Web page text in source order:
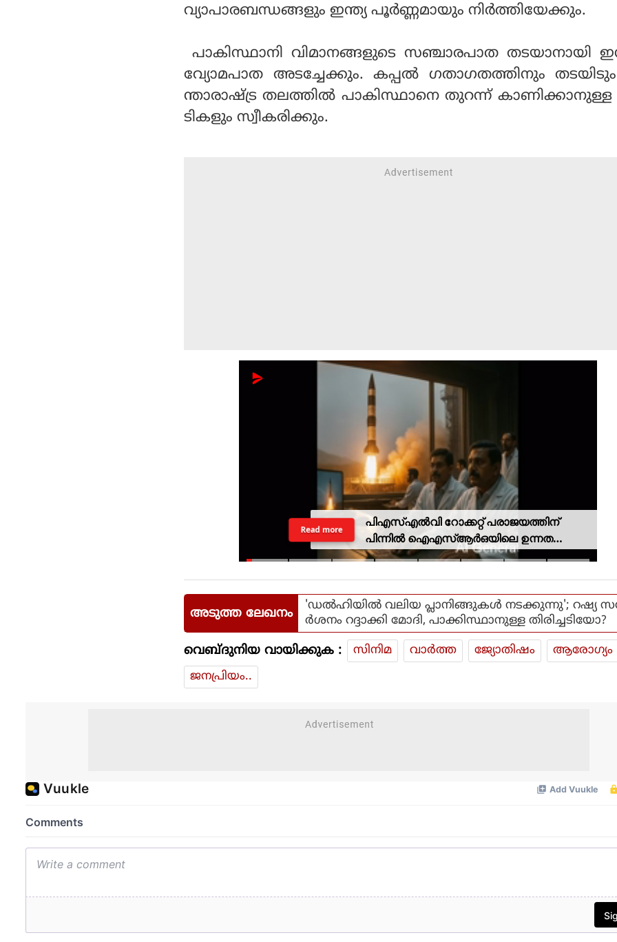
വ്യാപാരബന്ധങ്ങളും ഇന്ത്യ പൂര്‍ണ്ണമായും നിര്‍ത്തിയേക്കും.
പാകിസ്ഥാനി വിമാനങ്ങളുടെ സഞ്ചാരപാത തടയാനായി
വ്യോമപാത അടച്ചേക്കും. കപ്പല്‍ ഗതാഗതത്തിനും
ന്താരാഷ്ട്ര തലത്തില്‍ പാകിസ്ഥാനെ തുറന്ന് കാണിക്കാനുള്ള
ടികളും സ്വീകരിക്കും.
പിഎസ്എല്‍വി റോക്കറ്റ് പരാജയത്തിന്
പിന്നില്‍ ഐഎസ്ആര്‍ഒയിലെ ഉന്നത
ശാസ്ത്രജ്ഞനെന്ന് സംശയം
Read more
അടുത്ത ലേഖനം
'ഡല്‍ഹിയില്‍ വലിയ പ്ലാനിങ്ങുകള്‍ നടക്കുന്നു'; റഷ്യ
ര്‍ശനം റദ്ദാക്കി മോദി, പാക്കിസ്ഥാനുള്ള തിരിച്ചടിയോ?
വെബ്ദുനിയ വായിക്കുക : സിനിമ വാര്‍ത്ത ജ്യോതിഷം
ആരോഗ്യം
ജനപ്രിയം..